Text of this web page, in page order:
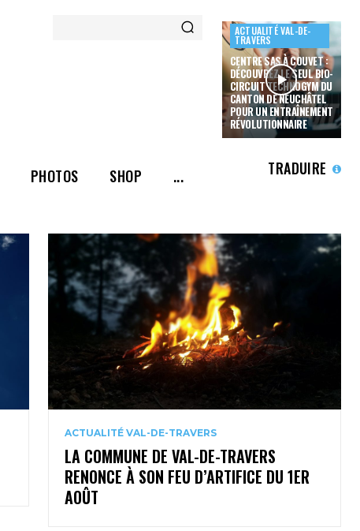
ACTUALITÉ VAL-DE-
TRAVERS
CENTRE SAS À COUVET :
DÉCOUVREZ LE SEUL BIO-
CIRCUIT TECHNOGYM DU
CANTON DE NEUCHÂTEL
POUR UN ENTRAÎNEMENT
RÉVOLUTIONNAIRE
PHOTOS SHOP ... TRADUIRE
ACTUALITÉ VAL-DE-TRAVERS
LA COMMUNE DE VAL-DE-TRAVERS
RENONCE À SON FEU D’ARTIFICE DU 1ER
AOÛT